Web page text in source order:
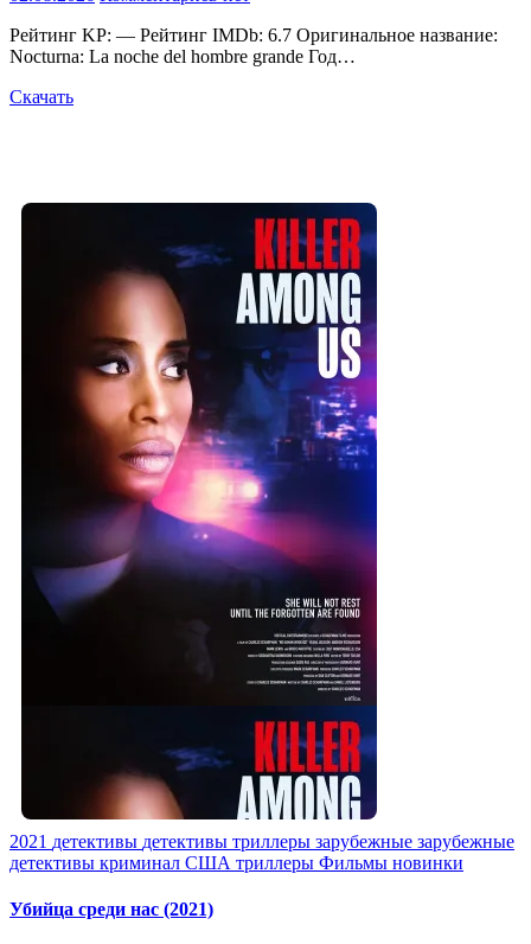
Рейтинг KP: — Рейтинг IMDb: 6.7 Оригинальное название:
Nocturna: La noche del hombre grande Год…
Скачать
2021 детективы детективы триллеры зарубежные зарубежные
детективы криминал США триллеры Фильмы новинки
Убийца среди нас (2021)